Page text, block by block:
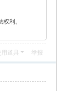
利。
用道具 举报